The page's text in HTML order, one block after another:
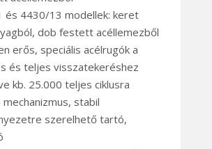
és 4430/13 modellek: keret
dob festett acéllemezből
erős, speciális acélrugók a
és teljes visszatekeréshez
kb. 25.000 teljes ciklusra
mechanizmus, stabil
szerelhető tartó,